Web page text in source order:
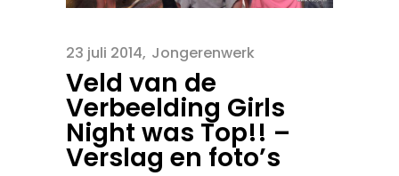
23 juli 2014 Jongerenwerk
Veld van de
Verbeelding Girls
Night was Top!! –
Verslag en foto’s